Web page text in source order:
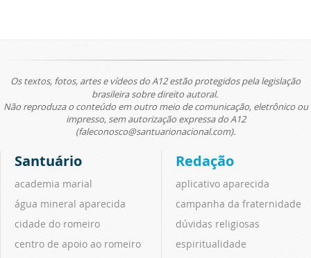
Os textos, fotos, artes e vídeos do A12 estão protegidos pela legislação
brasileira sobre direito autoral.
Não reproduza o conteúdo em outro meio de comunicação, eletrônico ou
impresso, sem autorização expressa do A12
(faleconosco@santuarionacional.com).
Santuário
academia marial
água mineral aparecida
cidade do romeiro
centro de apoio ao romeiro
Redação
aplicativo aparecida
campanha da fraternidade
dúvidas religiosas
espiritualidade